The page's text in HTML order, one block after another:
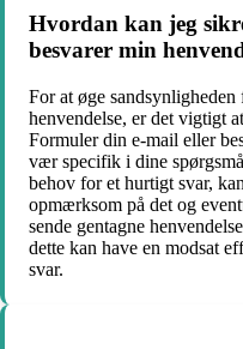
Hvordan kan jeg
besvarer min
For at øge
henvendelse, er det vigtigt
Formuler din e-mail eller
vær specifik i dine
behov for et hurtigt svar,
opmærksom på det og
sende gentagne
dette kan have en modsat
svar.